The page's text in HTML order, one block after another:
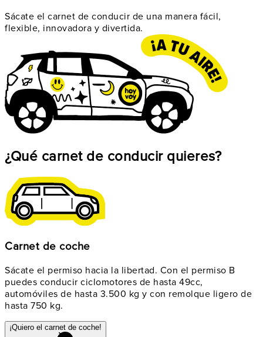
Sácate el carnet de conducir de una manera fácil,
flexible, innovadora y divertida.
¿Qué carnet de conducir quieres?
Carnet de coche
Sácate el permiso hacia la libertad. Con el permiso B
puedes conducir ciclomotores de hasta 49cc,
automóviles de hasta 3.500 kg y con remolque ligero de
hasta 750 kg.
¡Quiero el carnet de coche!